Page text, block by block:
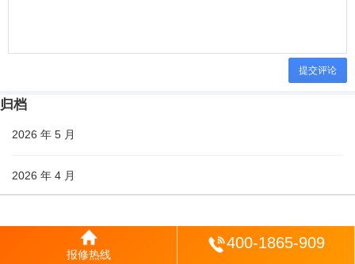
提交评论
归档
2026 年 5 月
2026 年 4 月
报修热线
400-1865-909